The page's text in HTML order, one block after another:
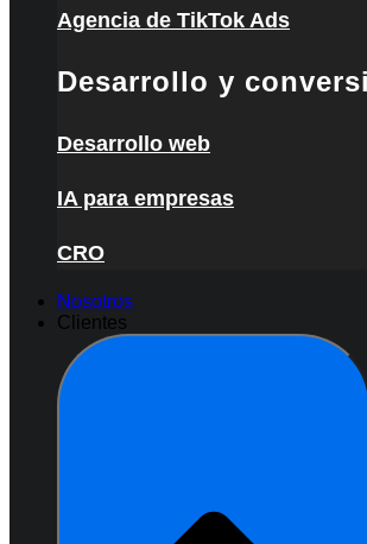
Agencia de TikTok Ads
Desarrollo y
Desarrollo web
IA para empresas
CRO
Nosotros
Clientes